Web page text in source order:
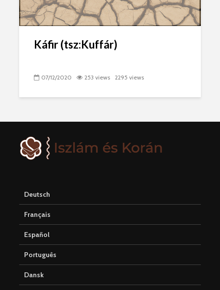
Káfir (tsz:Kuffár)
07/12/2020 253 views 2295 views
Deutsch
Français
Español
Português
Dansk